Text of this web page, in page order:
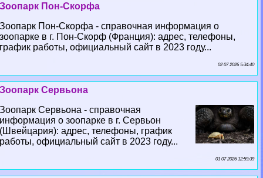
Зоопарк Пон-Скорфа
Зоопарк Пон-Скорфа - справочная информация о
зоопарке в г. Пон-Скорф (Франция): адрес, телефоны,
график работы, официальный сайт в 2023 году...
02 07 2026 5:34:40
Зоопарк Сервьона
Зоопарк Сервьона - справочная
информация о зоопарке в г. Сервьон
(Швейцария): адрес, телефоны, график
работы, официальный сайт в 2023 году...
01 07 2026 12:59:39